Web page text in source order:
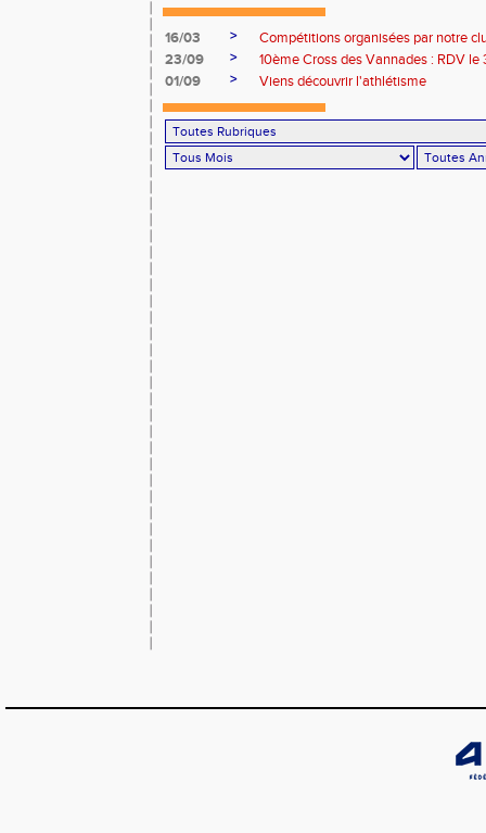
16/03 >
Compétitions organisées par notre
23/09
>
10ème Cross des Vannades : RDV le
01/09
> Viens découvrir l'athlétisme